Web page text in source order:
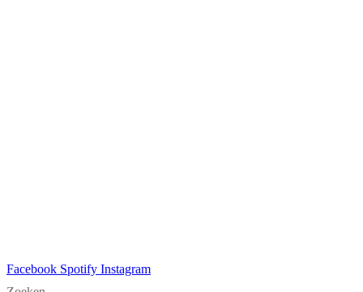
Facebook Spotify Instagram